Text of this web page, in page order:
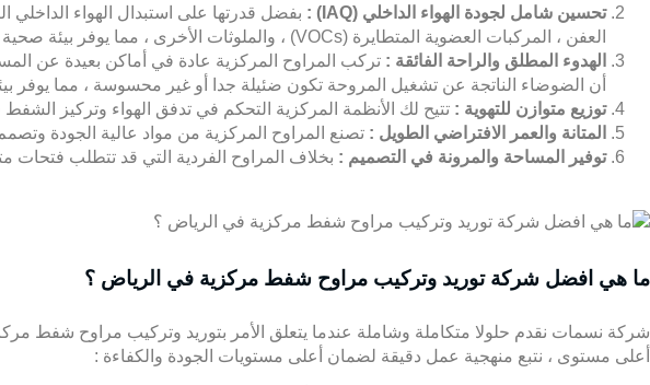
تحسين شامل لجودة الهواء الداخلي (IAQ) :
بفضل قدرتها على استبدال الهواء الداخلي
العفن ، المركبات العضوية المتطايرة (VOCs) ، والملوثات الأخرى ، مما يوفر بيئة صحية وآمنة لساكني المنزل .
الهدوء المطلق والراحة الفائقة : تركب المراوح المركزية عادة في أماكن بعيدة عن
أن الضوضاء الناتجة عن تشغيل المروحة تكون ضئيلة جدا أو غير محسوسة ، مما يوفر
توزيع متوازن للتهوية : تتيح لك الأنظمة المركزية التحكم في تدفق الهواء وتركيز
المتانة والعمر الافتراضي الطويل : تصنع المراوح المركزية من مواد عالية الجودة
توفير المساحة والمرونة في التصميم : بخلاف المراوح الفردية التي قد تتطلب فتحات
ما هي افضل شركة توريد وتركيب مراوح شفط مركزية في الرياض ؟
شركة نسمات نقدم حلولا متكاملة وشاملة عندما يتعلق الأمر بتوريد وتركيب مراوح شفط
أعلى مستوى ، نتبع منهجية عمل دقيقة لضمان أعلى مستويات الجودة والكفاءة :